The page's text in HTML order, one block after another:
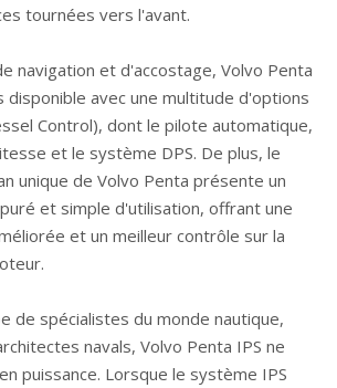
tournées vers l'avant.
navigation et d'accostage, Volvo Penta
disponible avec une multitude d'options
Control), dont le pilote automatique,
et le système DPS. De plus, le
unique de Volvo Penta présente un
et simple d'utilisation, offrant une
et un meilleur contrôle sur la
de spécialistes du monde nautique,
navals, Volvo Penta IPS ne
puissance. Lorsque le système IPS